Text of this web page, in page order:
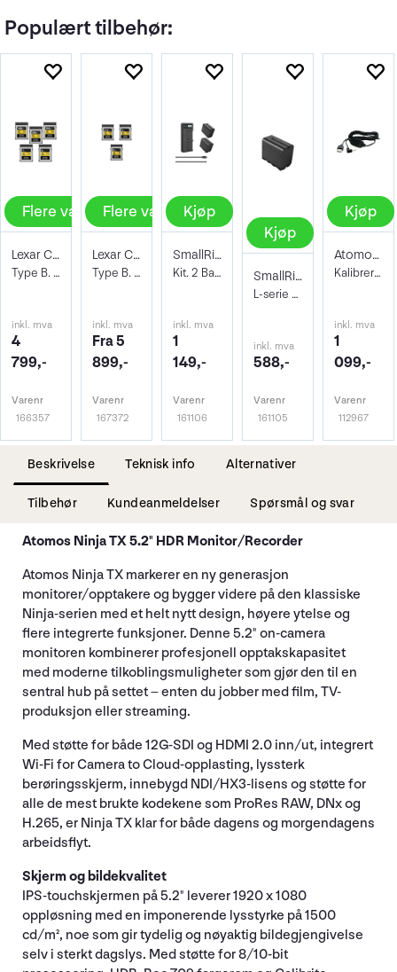
Populært tilbehør:
Flere valg
Lexar CFexpress B Pro Gold
Type B. R1750/W1000
inkl. mva
4
799,-
Varenr
166357
Flere valg
Lexar CFexpress B 4.0 Pro Gold
Type B. R3600/W3300
inkl. mva
Fra 5
899,-
Varenr
167372
Kjøp
SmallRig 3823 NP-F970 Battery & Charger
Kit. 2 Batterier + Ladeadapter og Kabel
inkl. mva
1
149,-
Varenr
161106
Kjøp
SmallRig 4073 Camera Battery NP-F970
L-serie batteri 7800mAH
inkl. mva
588,-
Varenr
161105
Kjøp
Atomos USB-A til Seriel LANC Kabel
Kalibrering kabel til Atomos Monitor
inkl. mva
1
099,-
Varenr
112967
Beskrivelse Teknisk info Alternativer
Tilbehør Kundeanmeldelser Spørsmål og svar
Atomos Ninja TX 5.2" HDR Monitor/Recorder
Atomos Ninja TX markerer en ny generasjon
monitorer/opptakere og bygger videre på den klassiske
Ninja-serien med et helt nytt design, høyere ytelse og
flere integrerte funksjoner. Denne 5.2" on-camera
monitoren kombinerer profesjonell opptakskapasitet
med moderne tilkoblingsmuligheter som gjør den til en
sentral hub på settet – enten du jobber med film, TV-
produksjon eller streaming.
Med støtte for både 12G-SDI og HDMI 2.0 inn/ut, integrert
Wi-Fi for Camera to Cloud-opplasting, lyssterk
berøringsskjerm, innebygd NDI/HX3-lisens og støtte for
alle de mest brukte kodekene som ProRes RAW, DNx og
H.265, er Ninja TX klar for både dagens og morgendagens
arbeidsflyt.
Skjerm og bildekvalitet
IPS-touchskjermen på 5.2" leverer 1920 x 1080
oppløsning med en imponerende lysstyrke på 1500
cd/m², noe som gir tydelig og nøyaktig bildegjengivelse
selv i sterkt dagslys. Med støtte for 8/10-bit